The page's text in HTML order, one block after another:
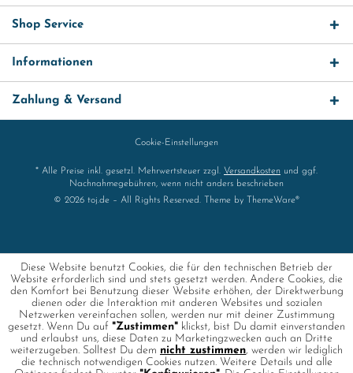
Shop Service
Informationen
Zahlung & Versand
Cookie-Einstellungen
* Alle Preise inkl. gesetzl. Mehrwertsteuer zzgl. Versandkosten und ggf.
Nachnahmegebühren, wenn nicht anders beschrieben
© 2026 toj.de – All Rights Reserved. Theme by
ThemeWare®
Diese Website benutzt Cookies, die für den technischen Betrieb der
Website erforderlich sind und stets gesetzt werden. Andere Cookies, die
den Komfort bei Benutzung dieser Website erhöhen, der Direktwerbung
dienen oder die Interaktion mit anderen Websites und sozialen
Netzwerken vereinfachen sollen, werden nur mit deiner Zustimmung
gesetzt. Wenn Du auf "Zustimmen" klickst, bist Du damit einverstanden
und erlaubst uns, diese Daten zu Marketingzwecken auch an Dritte
weiterzugeben. Solltest Du dem nicht zustimmen, werden wir lediglich
die technisch notwendigen Cookies nutzen. Weitere Details und alle